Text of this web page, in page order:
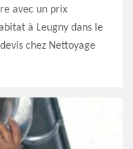
avec un prix
à Leugny dans le
chez Nettoyage